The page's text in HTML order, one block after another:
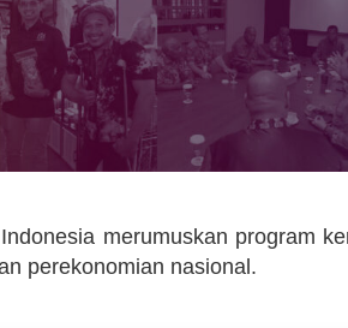
merumuskan program
perekonomian nasional.